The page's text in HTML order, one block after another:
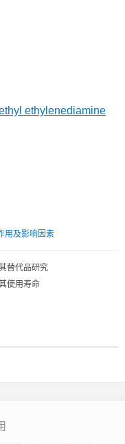
ethylenediamine
用及影响因素
替代品研究
使用寿命